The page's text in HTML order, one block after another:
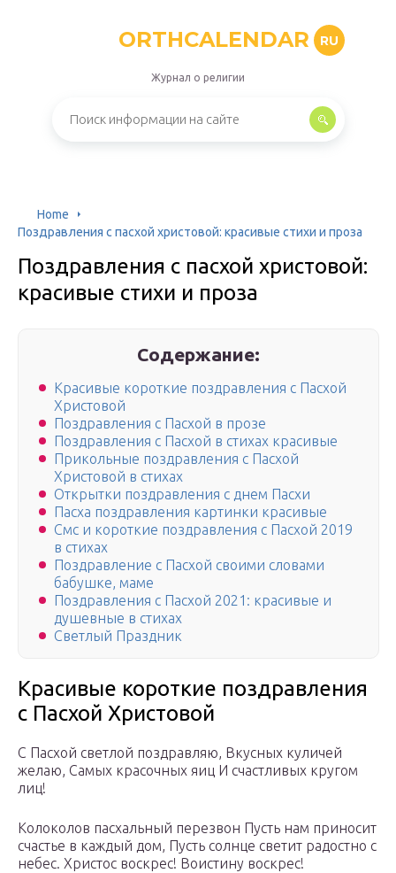
ORTHCALENDAR RU
Журнал о религии
Home
Поздравления с пасхой христовой: красивые стихи и проза
Поздравления с пасхой христовой:
красивые стихи и проза
Содержание:
Красивые короткие поздравления с Пасхой
Христовой
Поздравления с Пасхой в прозе
Поздравления с Пасхой в стихах красивые
Прикольные поздравления с Пасхой
Христовой в стихах
Открытки поздравления с днем Пасхи
Пасха поздравления картинки красивые
Смс и короткие поздравления с Пасхой 2019
в стихах
Поздравление с Пасхой своими словами
бабушке, маме
Поздравления с Пасхой 2021: красивые и
душевные в стихах
Светлый Праздник
Красивые короткие поздравления
с Пасхой Христовой
С Пасхой светлой поздравляю, Вкусных куличей
желаю, Самых красочных яиц И счастливых кругом
лиц!
Колоколов пасхальный перезвон Пусть нам приносит
счастье в каждый дом, Пусть солнце светит радостно с
небес. Христос воскрес! Воистину воскрес!